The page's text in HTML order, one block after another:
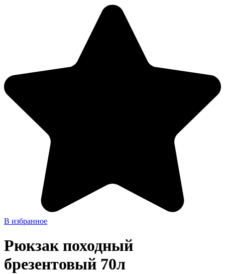
В избранное
Рюкзак походный
брезентовый 70л